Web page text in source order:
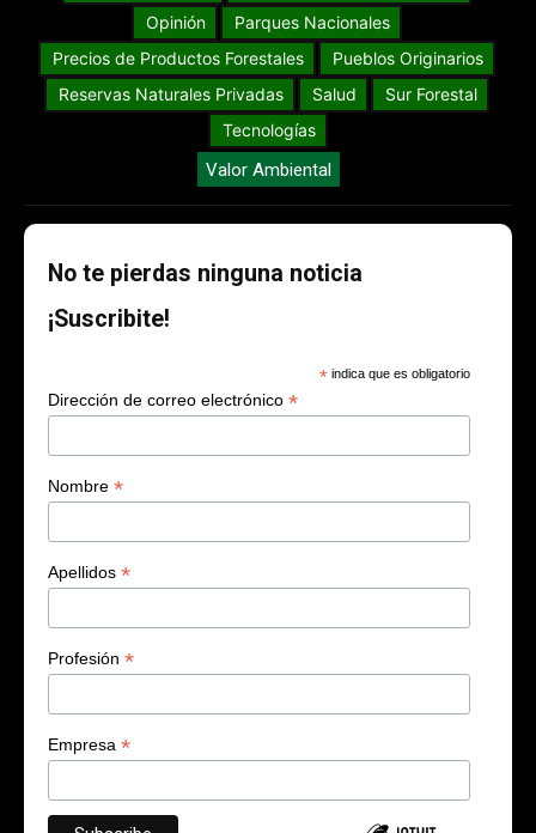
Opinión
Parques Nacionales
Precios de Productos Forestales
Pueblos Originarios
Reservas Naturales Privadas
Salud
Sur Forestal
Tecnologías
Valor Ambiental
No te pierdas ninguna noticia
¡Suscribite!
* indica que es obligatorio
Dirección de correo electrónico *
Nombre *
Apellidos *
Profesión *
Empresa *